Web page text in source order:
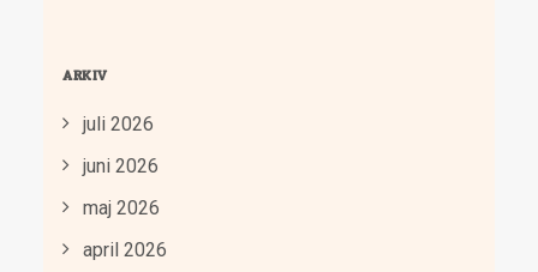
ARKIV
juli 2026
juni 2026
maj 2026
april 2026